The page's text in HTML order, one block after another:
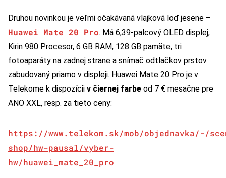
Druhou novinkou je veľmi očakávaná vlajková loď jesene –
Huawei Mate 20 Pro. Má 6,39-palcový OLED displej,
Kirin 980 Procesor, 6 GB RAM, 128 GB pamäte, tri
fotoaparáty na zadnej strane a snímač odtlačkov prstov
zabudovaný priamo v displeji. Huawei Mate 20 Pro je v
Telekome k dispozícii v čiernej farbe od 7 € mesačne pre
ANO XXL, resp. za tieto ceny:
https://www.telekom.sk/mob/objednavka/-/
shop/hw-pausal/vyber-
hw/huawei_mate_20_pro